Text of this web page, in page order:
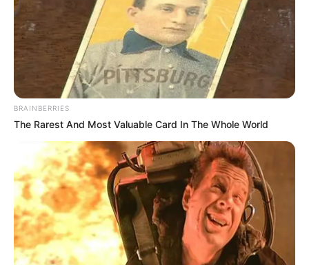
Penulis: |24 Januari 2019
Siapa yang kenal dengan lelaki tampan dan bertalenta ini?
D.O yang memiliki nama asli Do Kyung Soo selain berkecimpung
dunia seni peran.
Lelaki dengan rasi bintang Capricorn ini memulai debut
beraktingnya sejak tahun 2014 silam. Film pertama yang ia
bintangi adalah Cart.
Walaupun hanya berperan sebagai pemain pendukung namun D.O
berhasil mendapatkan nominasi di beberapa penghargaan seperti
BRAINBERRIES
The Rarest And Most Valuable Card In The Whole World